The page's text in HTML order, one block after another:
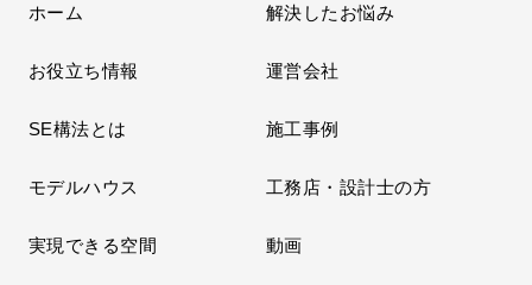
ホーム 解決したお悩み
お役立ち情報 運営会社
SE構法とは 施工事例
モデルハウス 工務店・設計士の方
実現できる空間 動画